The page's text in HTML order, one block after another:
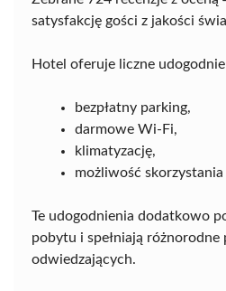
satysfakcję gości z jakości
Hotel oferuje liczne
bezpłatny parking,
darmowe Wi-Fi,
klimatyzację,
możliwość skorzystania
Te udogodnienia dodatkowo
pobytu i spełniają różnorodne
odwiedzających.